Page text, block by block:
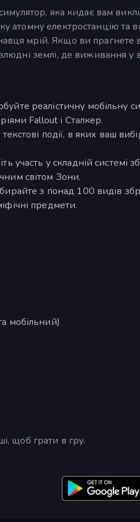
яка кидає вам
атомну електростанцію та
мрій. Якщо ви прагнете
землі, де виживання
реалістичну мобільну
Fallout і Сталкер.
події, в яких ваш
участь у складній системі
світом Зони.
з понад 100 видів
предмети.
мобільний)
щоб грати в гру.